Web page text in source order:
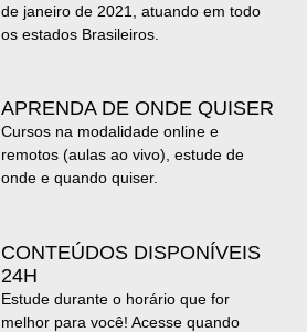
de janeiro de 2021, atuando em todo
os estados Brasileiros.
APRENDA DE ONDE QUISER
Cursos na modalidade online e
remotos (aulas ao vivo), estude de
onde e quando quiser.
CONTEÚDOS DISPONÍVEIS
24H
Estude durante o horário que for
melhor para você! Acesse quando